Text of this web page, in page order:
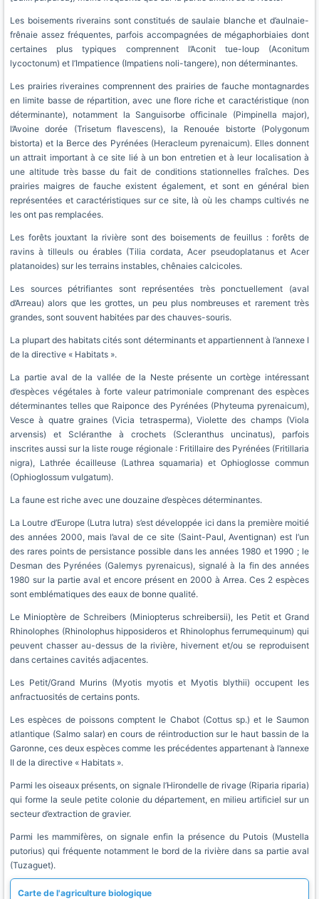
Les boisements riverains sont constitués de saulaie blanche et d’aulnaie-
frênaie assez fréquentes, parfois accompagnées de mégaphorbiaies dont
certaines plus typiques comprennent l’Aconit tue-loup (Aconitum
lycoctonum) et l’Impatience (Impatiens noli-tangere), non déterminantes.
Les prairies riveraines comprennent des prairies de fauche montagnardes
en limite basse de répartition, avec une flore riche et caractéristique (non
déterminante), notamment la Sanguisorbe officinale (Pimpinella major),
l’Avoine dorée (Trisetum flavescens), la Renouée bistorte (Polygonum
bistorta) et la Berce des Pyrénées (Heracleum pyrenaicum). Elles donnent
un attrait important à ce site lié à un bon entretien et à leur localisation à
une altitude très basse du fait de conditions stationnelles fraîches. Des
prairies maigres de fauche existent également, et sont en général bien
représentées et caractéristiques sur ce site, là où les champs cultivés ne
les ont pas remplacées.
Les forêts jouxtant la rivière sont des boisements de feuillus : forêts de
ravins à tilleuls ou érables (Tilia cordata, Acer pseudoplatanus et Acer
platanoides) sur les terrains instables, chênaies calcicoles.
Les sources pétrifiantes sont représentées très ponctuellement (aval
d’Arreau) alors que les grottes, un peu plus nombreuses et rarement très
grandes, sont souvent habitées par des chauves-souris.
La plupart des habitats cités sont déterminants et appartiennent à l’annexe I
de la directive « Habitats ».
La partie aval de la vallée de la Neste présente un cortège intéressant
d’espèces végétales à forte valeur patrimoniale comprenant des espèces
déterminantes telles que Raiponce des Pyrénées (Phyteuma pyrenaicum),
Vesce à quatre graines (Vicia tetrasperma), Violette des champs (Viola
arvensis) et Scléranthe à crochets (Scleranthus uncinatus), parfois
inscrites aussi sur la liste rouge régionale : Fritillaire des Pyrénées (Fritillaria
nigra), Lathrée écailleuse (Lathrea squamaria) et Ophioglosse commun
(Ophioglossum vulgatum).
La faune est riche avec une douzaine d’espèces déterminantes.
La Loutre d’Europe (Lutra lutra) s’est développée ici dans la première moitié
des années 2000, mais l’aval de ce site (Saint-Paul, Aventignan) est l’un
des rares points de persistance possible dans les années 1980 et 1990 ; le
Desman des Pyrénées (Galemys pyrenaicus), signalé à la fin des années
1980 sur la partie aval et encore présent en 2000 à Arrea. Ces 2 espèces
sont emblématiques des eaux de bonne qualité.
Le Minioptère de Schreibers (Miniopterus schreibersii), les Petit et Grand
Rhinolophes (Rhinolophus hipposideros et Rhinolophus ferrumequinum) qui
peuvent chasser au-dessus de la rivière, hivernent et/ou se reproduisent
dans certaines cavités adjacentes.
Les Petit/Grand Murins (Myotis myotis et Myotis blythii) occupent les
anfractuosités de certains ponts.
Les espèces de poissons comptent le Chabot (Cottus sp.) et le Saumon
atlantique (Salmo salar) en cours de réintroduction sur le haut bassin de la
Garonne, ces deux espèces comme les précédentes appartenant à l’annexe
II de la directive « Habitats ».
Parmi les oiseaux présents, on signale l’Hirondelle de rivage (Riparia riparia)
qui forme la seule petite colonie du département, en milieu artificiel sur un
secteur d’extraction de gravier.
Parmi les mammifères, on signale enfin la présence du Putois (Mustella
putorius) qui fréquente notamment le bord de la rivière dans sa partie aval
(Tuzaguet).
Carte de l'agriculture biologique